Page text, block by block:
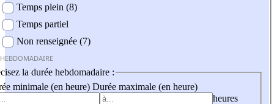
Temps plein (8)
Temps partiel
Non renseignée (7)
la durée hebdomadaire :
minimale (en heure) Durée maximale (en heure)
heures